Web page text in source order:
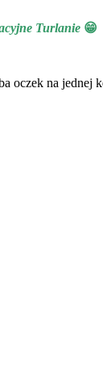
Turlanie 😁
oczek na jednej